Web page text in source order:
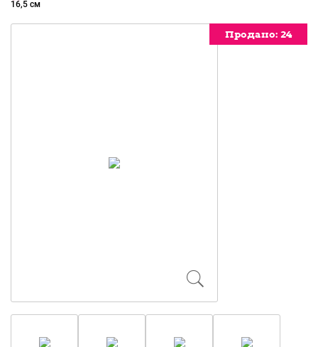
16,5 см
Продано: 24
Продано: 24
Продано: 24
Продано: 24